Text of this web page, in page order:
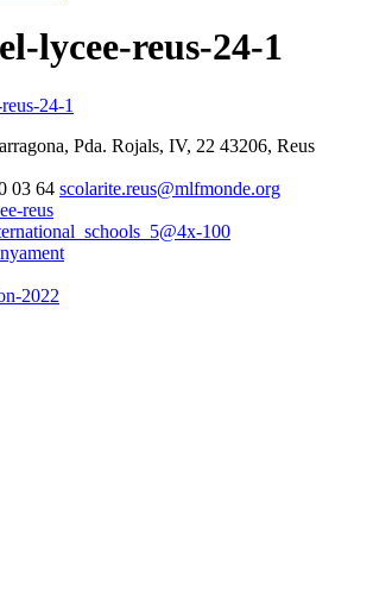
lycee-reus-24-1
Pda. Rojals, IV, 22 43206, Reus
03 64 scolarite.reus@mlfmonde.org